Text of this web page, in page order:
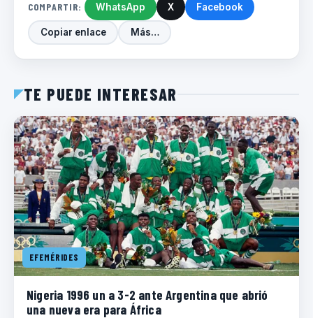
COMPARTIR: WhatsApp X Facebook
Copiar enlace Más…
TE PUEDE INTERESAR
EFEMÉRIDES
Nigeria 1996 un a 3-2 ante Argentina que abrió
una nueva era para África